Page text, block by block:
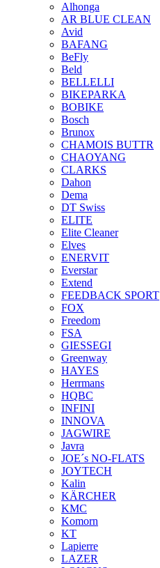
Alhonga
AR BLUE CLEAN
Avid
BAFANG
BeFly
Beld
BELLELLI
BIKEPARKA
BOBIKE
Bosch
Brunox
CHAMOIS BUTTR
CHAOYANG
CLARKS
Dahon
Dema
DT Swiss
ELITE
Elite Cleaner
Elves
ENERVIT
Everstar
Extend
FEEDBACK SPORT
FOX
Freedom
FSA
GIESSEGI
Greenway
HAYES
Herrmans
HQBC
INFINI
INNOVA
JAGWIRE
Javra
JOE´s NO-FLATS
JOYTECH
Kalin
KÄRCHER
KMC
Komorn
KT
Lapierre
LAZER